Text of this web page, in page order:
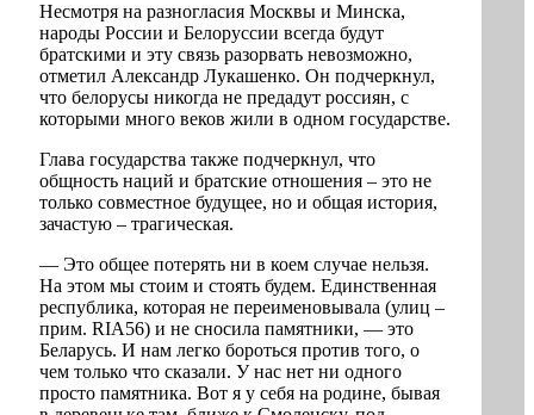
Несмотря на разногласия Москвы и Минска,
народы России и Белоруссии всегда будут
братскими и эту связь разорвать невозможно,
отметил Александр Лукашенко. Он подчеркнул,
что белорусы никогда не предадут россиян, с
которыми много веков жили в одном государстве.
Глава государства также подчеркнул, что
общность наций и братские отношения – это не
только совместное будущее, но и общая история,
зачастую – трагическая.
— Это общее потерять ни в коем случае нельзя.
На этом мы стоим и стоять будем. Единственная
республика, которая не переименовывала (улиц –
прим. RIA56) и не сносила памятники, — это
Беларусь. И нам легко бороться против того, о
чем только что сказали. У нас нет ни одного
просто памятника. Вот я у себя на родине, бывая